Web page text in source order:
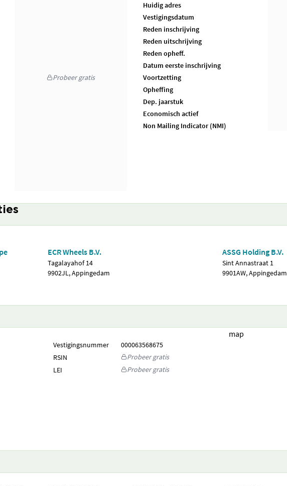
Probeer gratis
Huidig adres
Vestigingsdatum
Reden inschrijving
Reden uitschrijving
Reden opheff.
Datum eerste inschrijving
Voortzetting
Opheffing
Dep. jaarstuk
Economisch actief
Non Mailing Indicator (NMI)
ECR Wheels B.V.
Tagalayahof 14
9902JL, Appingedam
ASSG Holding B.V.
Sint Annastraat 1
9901AW, Appingedam
Vestigingsnummer
000063568675
RSIN
Probeer gratis
LEI
Probeer gratis
map